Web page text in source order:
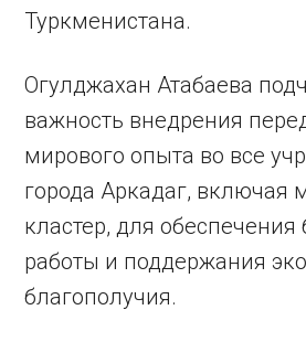
Туркменистана.
Огулджахан Атабаева
важность внедрения
мирового опыта во все
города Аркадаг, включая
кластер, для обеспечения
работы и поддержания
благополучия.